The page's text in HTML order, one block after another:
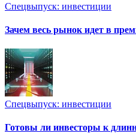
Спецвыпуск: инвестиции
Зачем весь рынок идет в
Спецвыпуск: инвестиции
Готовы ли инвесторы к